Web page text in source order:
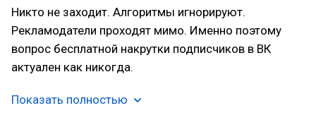
Никто не заходит. Алгоритмы игнорируют.
Рекламодатели проходят мимо. Именно поэтому
вопрос бесплатной накрутки подписчиков в ВК
актуален как никогда.
Показать полностью